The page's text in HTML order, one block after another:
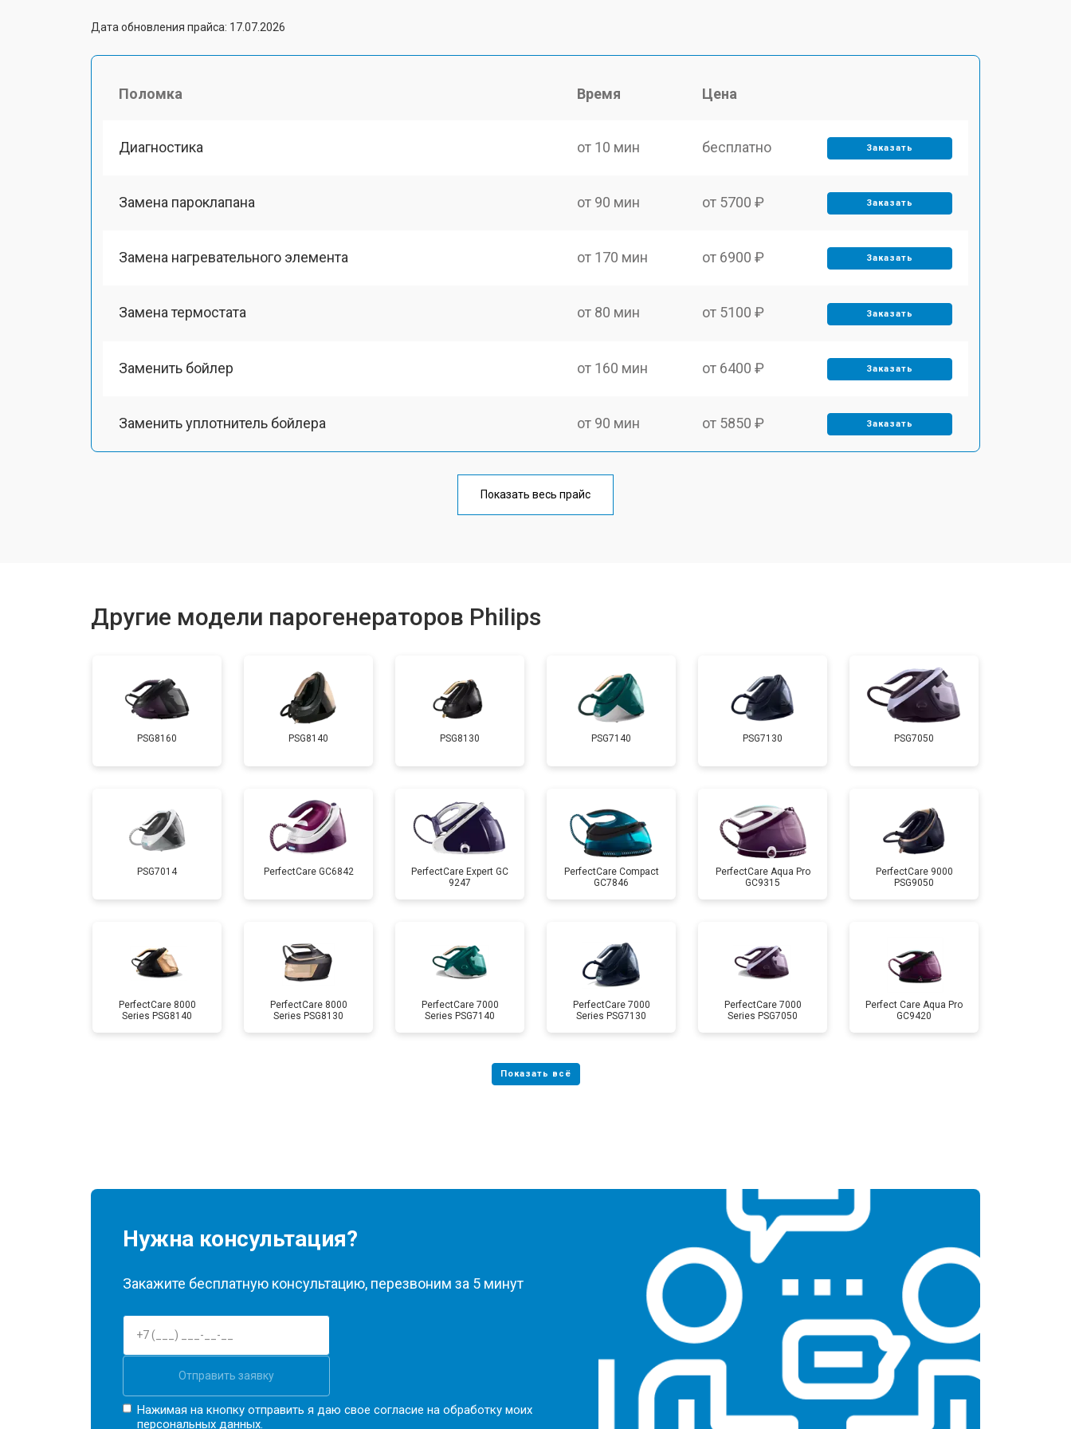
Дата обновления прайса: 17.07.2026
Поломка Время Цена
Диагностика от 10 мин бесплатно Заказать
Замена пароклапана от 90 мин от 5700 ₽ Заказать
Замена нагревательного элемента от 170 мин от 6900 ₽ Заказать
Замена термостата от 80 мин от 5100 ₽ Заказать
Заменить бойлер от 160 мин от 6400 ₽ Заказать
Заменить уплотнитель бойлера от 90 мин от 5850 ₽ Заказать
от 110 мин
Замена шнура питания от 140 мин от 5700 ₽ Заказать
Корпусный ремонт (замена резинок, креплений, кнопок) от 110 мин от 4100 ₽ Заказать
Профилактическая чистка от 80 мин от 4700 ₽ Заказать
Показать весь прайс
Другие модели парогенераторов Philips
PSG8160 PSG8140 PSG8130 PSG7140 PSG7130 PSG7050
PSG7014 PerfectCare GC6842
PerfectCare Expert GC
9247
PerfectCare Compact
GC7846
PerfectCare Aqua Pro
GC9315
PerfectCare 9000
PSG9050
PerfectCare 8000
Series PSG8140
PerfectCare 8000
Series PSG8130
PerfectCare 7000
Series PSG7140
PerfectCare 7000
Series PSG7130
PerfectCare 7000
Series PSG7050
Perfect Care Aqua Pro
GC9420
Нужна консультация?
Закажите бесплатную консультацию, перезвоним за 5 минут
Отправить заявку
Нажимая на кнопку отправить я даю свое согласие на обработку моих
персональных данных.